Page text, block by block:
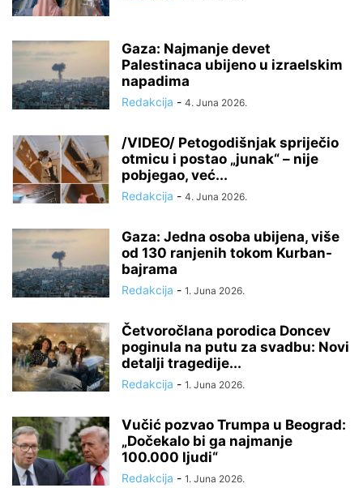
Gaza: Najmanje devet
Palestinaca ubijeno u izraelskim
napadima
Redakcija - 4. Juna 2026.
/VIDEO/ Petogodišnjak spriječio
otmicu i postao „junak“ – nije
pobjegao, već...
Redakcija - 4. Juna 2026.
Gaza: Jedna osoba ubijena, više
od 130 ranjenih tokom Kurban-
bajrama
Redakcija - 1. Juna 2026.
Četvoročlana porodica Doncev
poginula na putu za svadbu: Novi
detalji tragedije...
Redakcija - 1. Juna 2026.
Vučić pozvao Trumpa u Beograd:
„Dočekalo bi ga najmanje
100.000 ljudi“
Redakcija - 1. Juna 2026.